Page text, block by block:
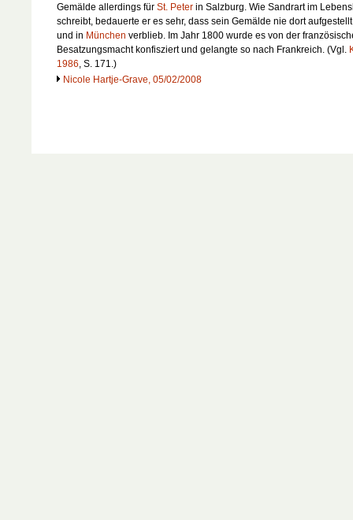
Gemälde allerdings für St. Peter in Salzburg. Wie Sandrart im
schreibt, bedauerte er es sehr, dass sein Gemälde nie dort
und in München verblieb. Im Jahr 1800 wurde es von der
Besatzungsmacht konfisziert und gelangte so nach Frankreich. (Vgl.
1986 , S. 171.)
Nicole Hartje-Grave, 05/02/2008